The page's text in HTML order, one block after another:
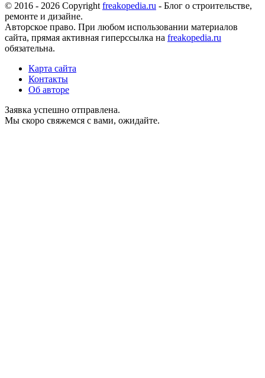
© 2016 - 2026 Copyright freakopedia.ru - Блог о строительстве,
ремонте и дизайне.
Авторское право. При любом использовании материалов
сайта, прямая активная гиперссылка на freakopedia.ru
обязательна.
Карта сайта
Контакты
Об авторе
Заявка успешно отправлена.
Мы скоро свяжемся с вами, ожидайте.